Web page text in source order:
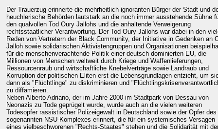
Der Trauerzug erinnerte die mehrheitlich ignoranten Bürger der Stadt und
heuchlerische Behörden lautstark an die noch immer ausstehende Sühne
den qualvollen Tod Oury Jallohs und die anhaltende Verweigerung
rechtsstaatlicher Verantwortung. Der Tod Oury Jallohs war dabei in den
Reden von Vertretern der Black Community, der Initiative in Gedenken an
Jalloh sowie solidarischen Aktivistengruppen und Organisationen
für die menschenverachtende Politik einer deutsch-dominierten EU, die
Millionen von Menschen weltweit durch Kriege und Waffenlieferungen,
Ressourcenraub und wirtschaftliche Knebelverträge sowie Landraub und
Korruption der politischen Eliten erst die Lebensgrundlagen entzieht, um
dann als "Flüchtlinge" zu diskriminieren und
zu diffamieren.
Neben Alberto Adriano, der im Jahre 2000 im Stadtpark von Dessau von
Neonazis zu Tode geprügelt wurde, wurde auch an die vielen weiteren
Todesopfer rassistischer Polizeigewalt in Deutschland sowie der Opfer des
sogenannten NSU-Komplexes erinnert, die für ein systemisches Versagen
eines vielbeschworenen "Rechts-Staates" stehen und die Solidarität mit